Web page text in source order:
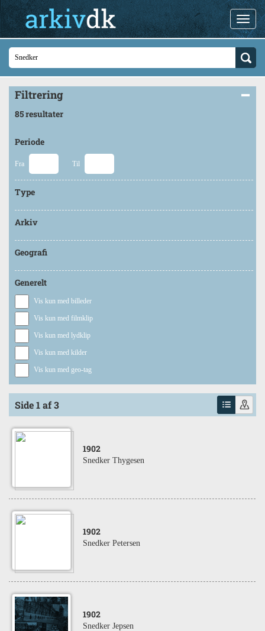
Filtrering
85 resultater
Periode
Fra Til
Type
Arkiv
Geografi
Generelt
Vis kun med billeder
Vis kun med filmklip
Vis kun med lydklip
Vis kun med kilder
Vis kun med geo-tag
Side 1 af 3
1902
Snedker Thygesen
1902
Snedker Petersen
1902
Snedker Jepsen